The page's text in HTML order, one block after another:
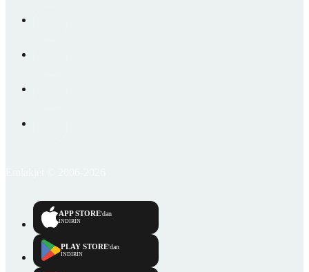
APP STORE'dan
İNDİRİN
PLAY STORE'dan
İNDİRİN